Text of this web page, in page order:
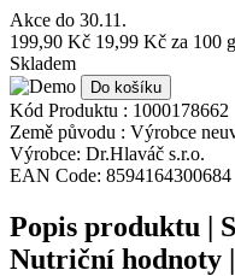
Akce do 30.11.
199,90 Kč 19,99 Kč za 100 g
Skladem
Do košíku
Kód Produktu : 1000178662
Země původu : Výrobce
Výrobce: Dr.Hlaváč s.r.o.
EAN Code: 8594164300684
Popis produktu |
Nutriční hodnoty